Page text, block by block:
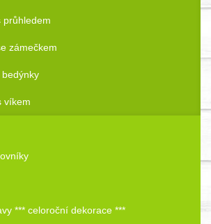
průhledem
zámečkem
bedýnky
víkem
*** celoroční dekorace ***